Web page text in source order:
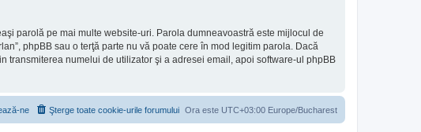
parolă pe mai multe website-uri. Parola dumneavoastră este mijlocul de
phpBB sau o terţă parte nu vă poate cere în mod legitim parola. Dacă
transmiterea numelui de utilizator şi a adresei email, apoi software-ul phpBB
Ora este UTC+03:00 Europe/Bucharest
Şterge toate cookie-urile forumului
ne